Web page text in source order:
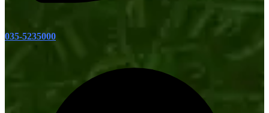
035-5235000